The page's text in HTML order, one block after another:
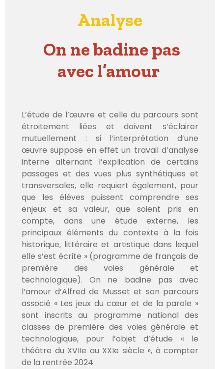
Analyse
On ne badine pas
avec l’amour
L’étude de l’œuvre et celle du parcours sont
étroitement liées et doivent s’éclairer
mutuellement : si l’interprétation d’une
œuvre suppose en effet un travail d’analyse
interne alternant l’explication de certains
passages et des vues plus synthétiques et
transversales, elle requiert également, pour
que les élèves puissent comprendre ses
enjeux et sa valeur, que soient pris en
compte, dans une étude externe, les
principaux éléments du contexte à la fois
historique, littéraire et artistique dans lequel
elle s’est écrite » (programme de français de
première des voies générale et
technologique). On ne badine pas avec
l’amour d’Alfred de Musset et son parcours
associé « Les jeux du cœur et de la parole »
sont inscrits au programme national des
classes de première des voies générale et
technologique, pour l’objet d’étude « le
théâtre du XVIIe au XXIe siècle », à compter
de la rentrée 2024.